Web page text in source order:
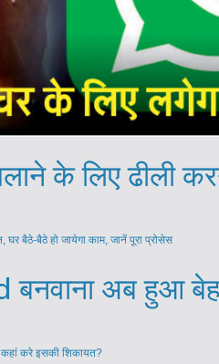
के लिए ढीली
बनवाना अब हुआ